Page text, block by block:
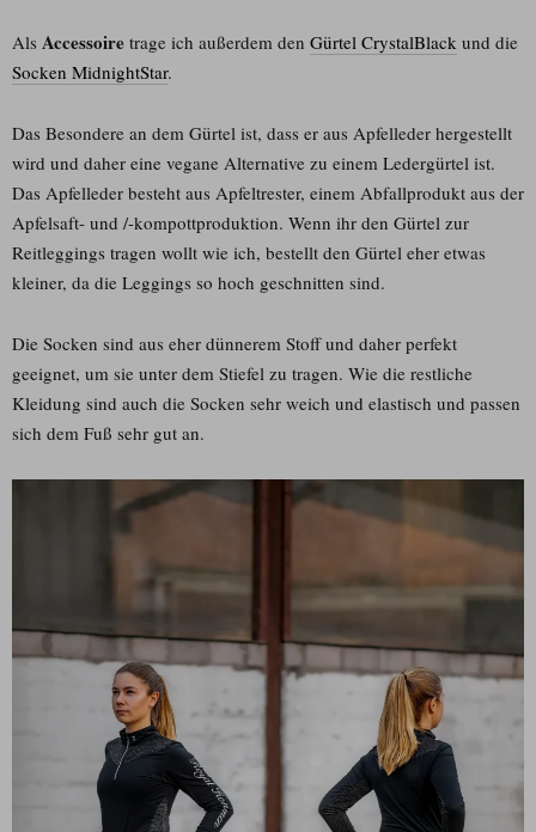
Als Accessoire trage ich außerdem den Gürtel CrystalBlack und die
Socken MidnightStar.
Das Besondere an dem Gürtel ist, dass er aus Apfelleder hergestellt
wird und daher eine vegane Alternative zu einem Ledergürtel ist.
Das Apfelleder besteht aus Apfeltrester, einem Abfallprodukt aus der
Apfelsaft- und /-kompottproduktion. Wenn ihr den Gürtel zur
Reitleggings tragen wollt wie ich, bestellt den Gürtel eher etwas
kleiner, da die Leggings so hoch geschnitten sind.
Die Socken sind aus eher dünnerem Stoff und daher perfekt
geeignet, um sie unter dem Stiefel zu tragen. Wie die restliche
Kleidung sind auch die Socken sehr weich und elastisch und passen
sich dem Fuß sehr gut an.